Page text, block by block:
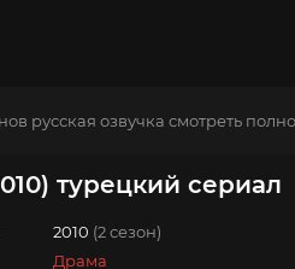
русская озвучка смотреть
турецкий сериал
2010 (2 сезон)
Драма